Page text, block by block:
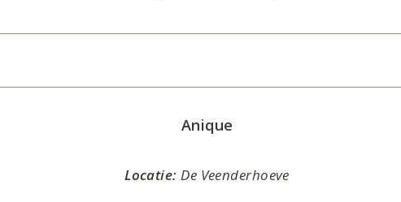
Anique
Locatie: De Veenderhoeve